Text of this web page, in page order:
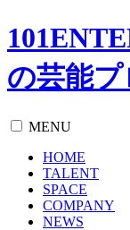
の芸能
MENU
HOME
TALENT
SPACE
COMPANY
NEWS